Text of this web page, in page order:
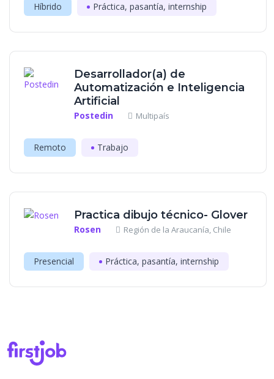
Híbrido Práctica, pasantía, internship
Desarrollador(a) de
Automatización e Inteligencia
Artificial
Postedin Multipaís
Remoto Trabajo
Practica dibujo técnico- Glover
Rosen Región de la Araucanía, Chile
Presencial Práctica, pasantía, internship